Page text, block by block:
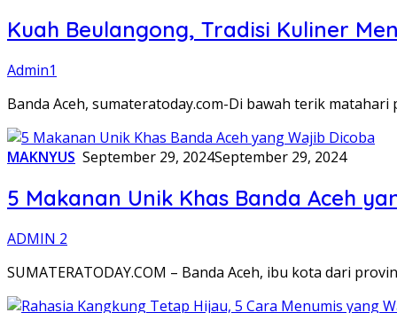
Kuah Beulangong, Tradisi Kuliner
Admin1
Banda Aceh, sumateratoday.com-Di bawah terik
MAKNYUS September 29, 2024September 29, 2024
5 Makanan Unik Khas Banda Aceh
ADMIN 2
SUMATERATODAY.COM – Banda Aceh, ibu kota dari